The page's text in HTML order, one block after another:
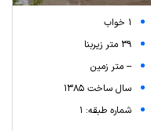
1 خواب
39 متر زیربنا
-- متر زمین
سال ساخت 1385
شماره طبقه: 1